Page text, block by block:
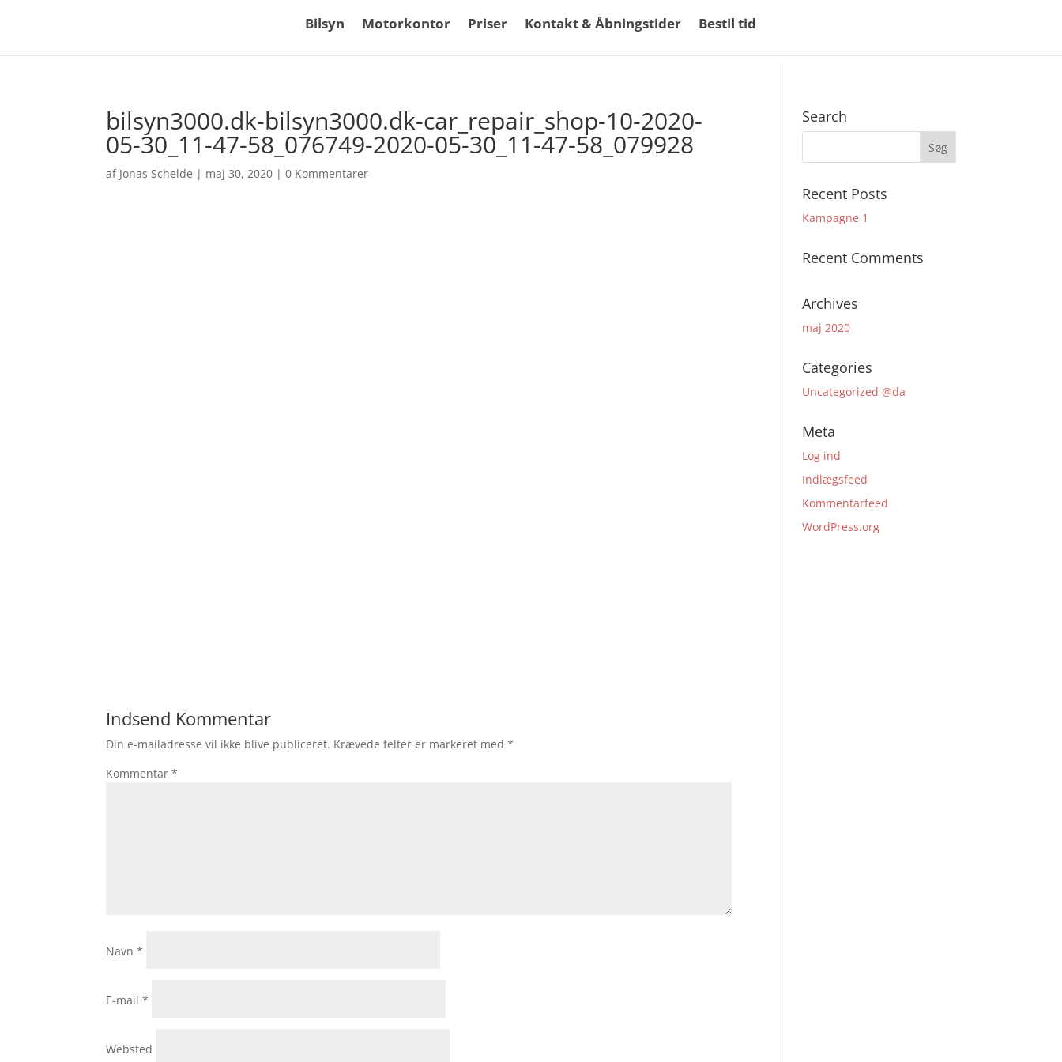
Bilsyn Motorkontor Priser Kontakt & Åbningstider Bestil tid
bilsyn3000.dk-bilsyn3000.dk-car_repair_shop-10-2020-
05-30_11-47-58_076749-2020-05-30_11-47-58_079928
af Jonas Schelde | maj 30, 2020 |0 Kommentarer
Indsend Kommentar
Din e-mailadresse vil ikke blive publiceret. Krævede felter er markeret med*
Kommentar*
Navn*
E-mail*
Websted
Search
Recent Posts
Kampagne 1
Recent Comments
Archives
maj 2020
Categories
Uncategorized @da
Meta
Log ind
Indlægsfeed
Kommentarfeed
WordPress.org